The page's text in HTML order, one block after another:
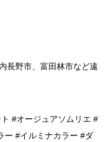
長野市、富田林市など遠
#オージュアソムリエ #
ー #イルミナカラー #ダ